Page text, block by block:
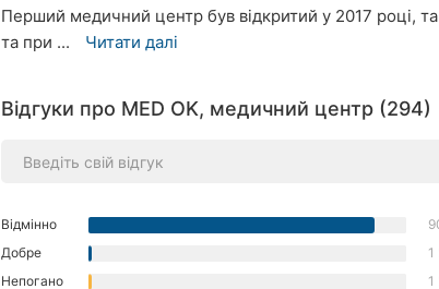
Перший медичний центр був відкритий у 2017 році, та
та при ...
Читати далі
Відгуки про MED OK, медичний центр (294)
Відмінно
Добре
1
Непогано
1